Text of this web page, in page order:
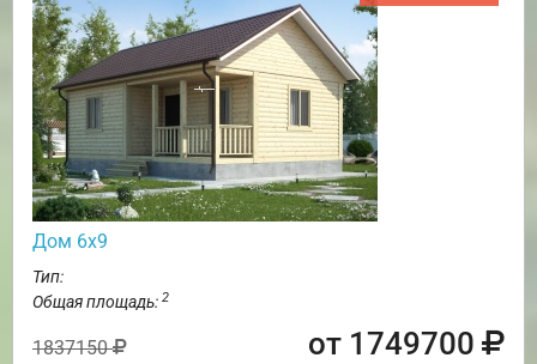
Дом 6х9
Тип:
Общая площадь: 2
1837150 от 1749700